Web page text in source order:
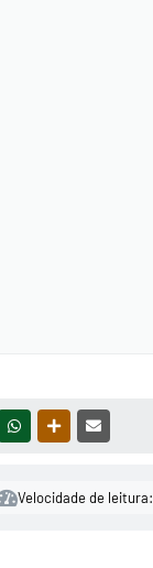
WHATSAPPOUTRAS MÍDIAS
Velocidade de leitura: